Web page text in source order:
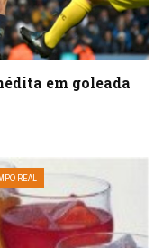
em goleada
REAL